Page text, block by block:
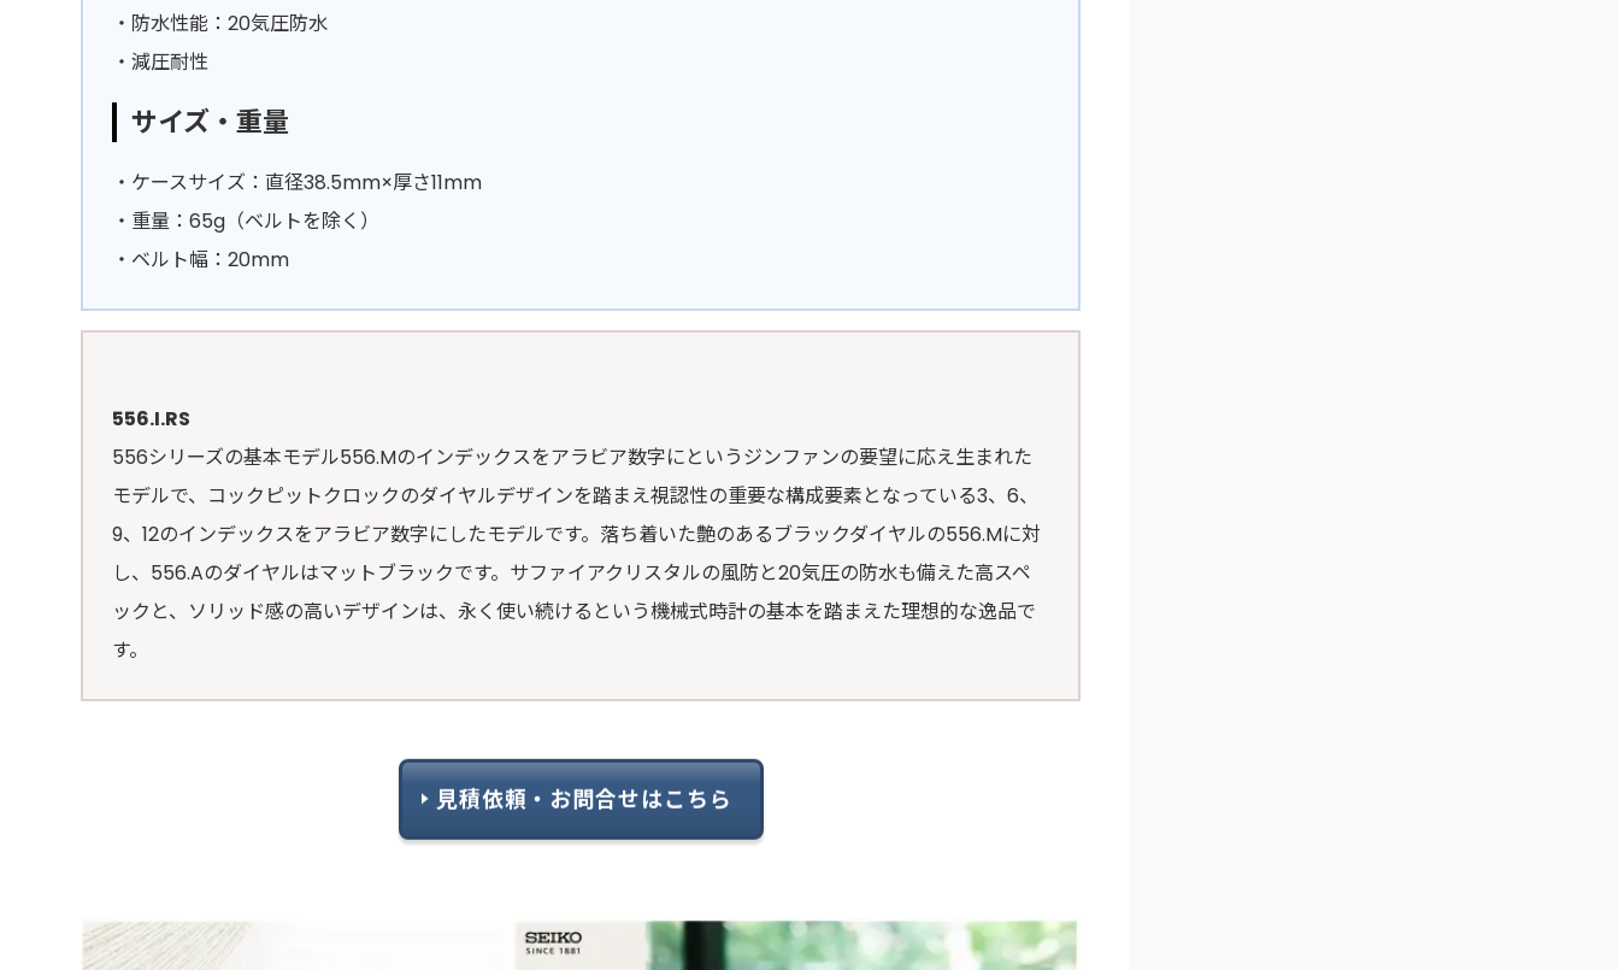
・防水性能：20気圧防水
・減圧耐性
サイズ・重量
・ケースサイズ：直径38.5mm×厚さ11mm
・重量：65g（ベルトを除く）
・ベルト幅：20mm
556.I.RS
556シリーズの基本モデル556.Mのインデックスをアラビア数字にというジンファンの要望に応え生まれた
モデルで、コックピットクロックのダイヤルデザインを踏まえ視認性の重要な構成要素となっている3、6、
9、12のインデックスをアラビア数字にしたモデルです。落ち着いた艶のあるブラックダイヤルの556.Mに対
し、556.Aのダイヤルはマットブラックです。サファイアクリスタルの風防と20気圧の防水も備えた高スペ
ックと、ソリッド感の高いデザインは、永く使い続けるという機械式時計の基本を踏まえた理想的な逸品で
す。
見積依頼・お問合せはこちら